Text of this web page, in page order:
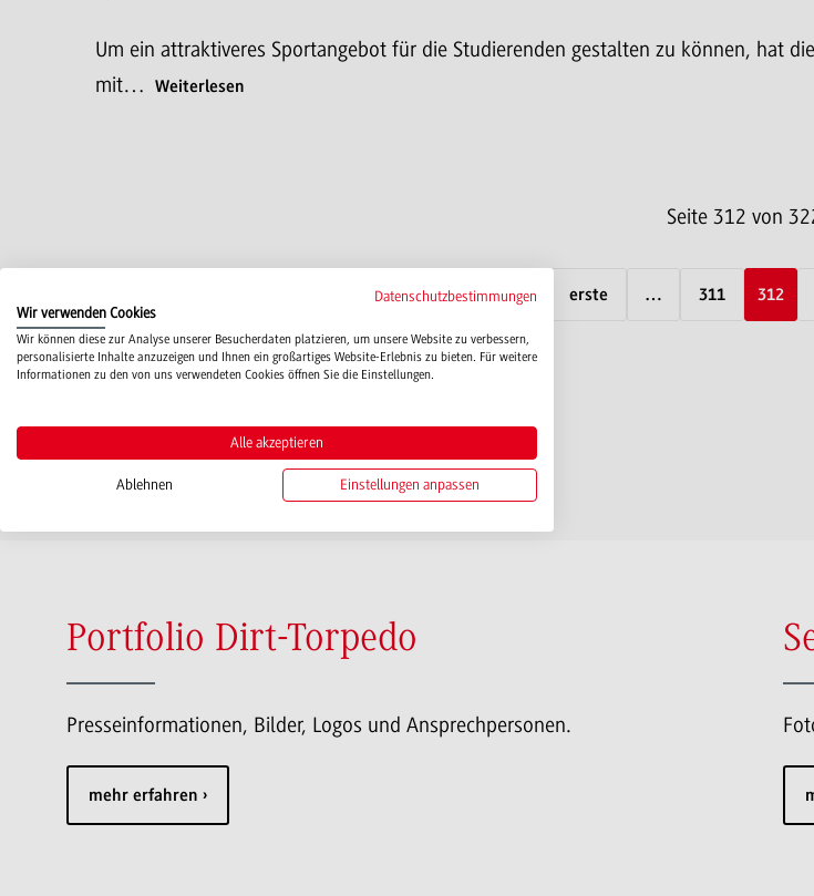
Um ein attraktiveres Sportangebot für die Studierenden gestalten zu können, hat
mit…
Weiterlesen
Seite 312 von
vorherige erste … 311 312
Portfolio Dirt-Torpedo
Presseinformationen, Bilder, Logos und Ansprechpersonen.
mehr erfahren
Datenschutzbestimmungen
Wir verwenden Cookies
Wir können diese zur Analyse unserer Besucherdaten platzieren, um unsere Website zu verbessern,
personalisierte Inhalte anzuzeigen und Ihnen ein großartiges Website-Erlebnis zu bieten. Für weitere
Informationen zu den von uns verwendeten Cookies öffnen Sie die Einstellungen.
Alle akzeptieren
Ablehnen Einstellungen anpassen